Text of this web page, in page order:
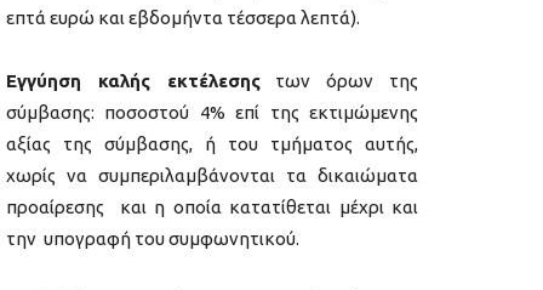
επτά ευρώ και εβδομήντα τέσσερα λεπτά).
Εγγύηση καλής εκτέλεσηςτων όρων της
σύμβασης: ποσοστού 4% επί της εκτιμώμενης
αξίας της σύμβασης, ή του τμήματος αυτής,
χωρίς να συμπεριλαμβάνονται τα δικαιώματα
προαίρεσης και η οποία κατατίθεται μέχρι και
την υπογραφή του συμφωνητικού.